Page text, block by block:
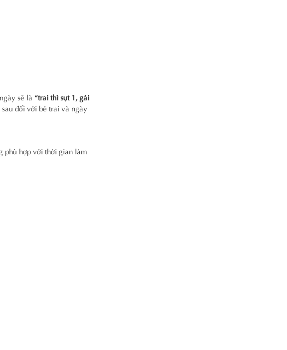
sẽ là “trai thì sụt 1, gái
đối với bé trai và ngày
phù hợp với thời gian làm